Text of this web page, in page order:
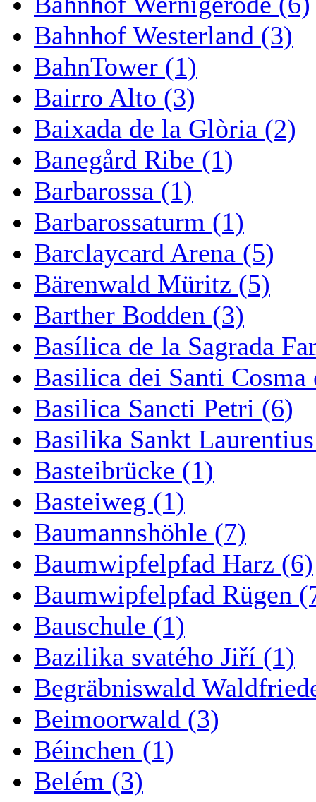
Bahnhof Westerland (3)
BahnTower (1)
Bairro Alto (3)
Baixada de la Glòria (2)
Banegård Ribe (1)
Barbarossa (1)
Barbarossaturm (1)
Barclaycard Arena (5)
Bärenwald Müritz (5)
Barther Bodden (3)
Basílica de la Sagrada
Basilica dei Santi
Basilica Sancti Petri (6)
Basilika Sankt
Basteibrücke (1)
Basteiweg (1)
Baumannshöhle (7)
Baumwipfelpfad Harz (6)
Baumwipfelpfad Rügen
Bauschule (1)
Bazilika svatého Jiří (1)
Begräbniswald
Beimoorwald (3)
Béinchen (1)
Belém (3)